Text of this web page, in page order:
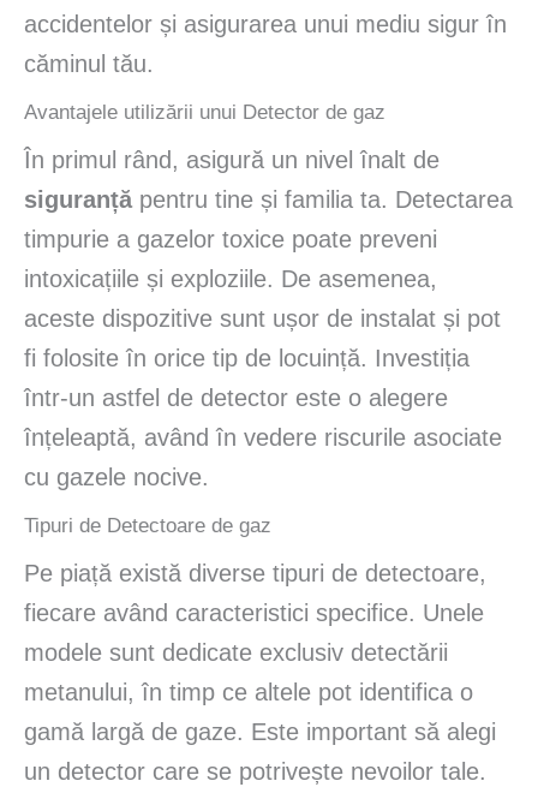
accidentelor și asigurarea unui mediu sigur în
căminul tău.
Avantajele utilizării unui Detector de gaz
În primul rând, asigură un nivel înalt de
siguranțăpentru tine și familia ta. Detectarea
timpurie a gazelor toxice poate preveni
intoxicațiile și exploziile. De asemenea,
aceste dispozitive sunt ușor de instalat și pot
fi folosite în orice tip de locuință. Investiția
într-un astfel de detector este o alegere
înțeleaptă, având în vedere riscurile asociate
cu gazele nocive.
Tipuri de Detectoare de gaz
Pe piață există diverse tipuri de detectoare,
fiecare având caracteristici specifice. Unele
modele sunt dedicate exclusiv detectării
metanului, în timp ce altele pot identifica o
gamă largă de gaze. Este important să alegi
un detector care se potrivește nevoilor tale.